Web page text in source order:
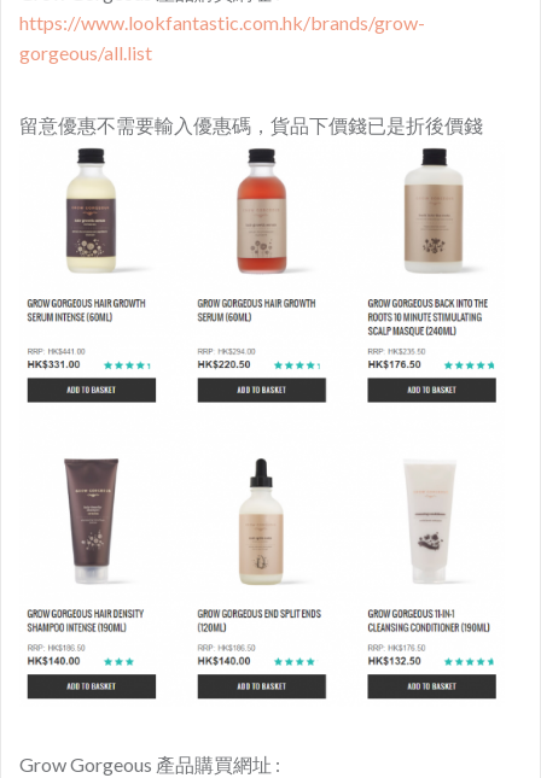
https://www.lookfantastic.com.hk/brands/grow-
gorgeous/all.list
留意優惠不需要輸入優惠碼，貨品下價錢已是折後價錢
Grow Gorgeous 產品購買網址 :